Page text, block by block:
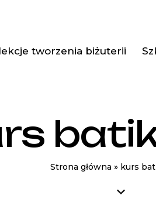
tworzenia biżuterii
Strona główna » kurs